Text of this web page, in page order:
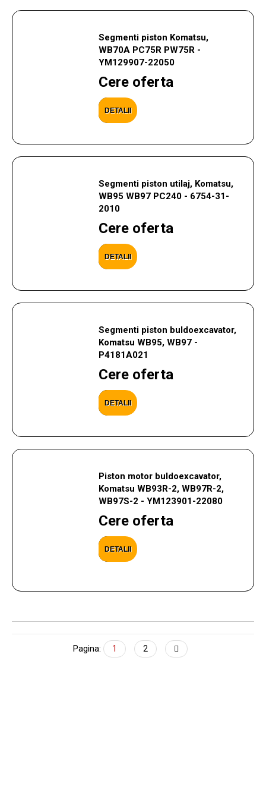
Segmenti piston Komatsu,
WB70A PC75R PW75R -
YM129907-22050
Cere oferta
DETALII
Segmenti piston utilaj, Komatsu,
WB95 WB97 PC240 - 6754-31-
2010
Cere oferta
DETALII
Segmenti piston buldoexcavator,
Komatsu WB95, WB97 -
P4181A021
Cere oferta
DETALII
Piston motor buldoexcavator,
Komatsu WB93R-2, WB97R-2,
WB97S-2 - YM123901-22080
Cere oferta
DETALII
Pagina: 1 2